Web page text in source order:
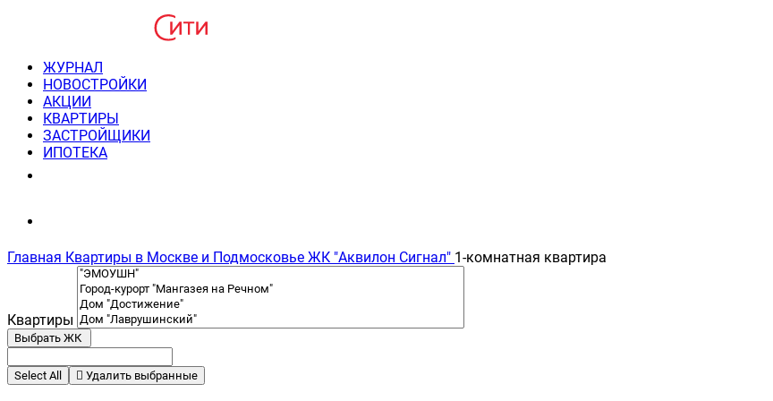
ЖУРНАЛ
НОВОСТРОЙКИ
АКЦИИ
КВАРТИРЫ
ЗАСТРОЙЩИКИ
ИПОТЕКА
Главная Квартиры в Москве и Подмосковье ЖК "Аквилон Сигнал" 1-комнатная квартира
Квартиры
Выбрать ЖК
Select All Удалить выбранные